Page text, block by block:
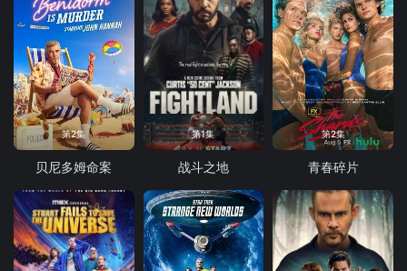
第2集
贝尼多姆命案
第1集
战斗之地
第2集
青春碎片